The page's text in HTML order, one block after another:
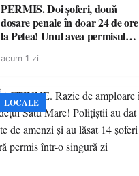
PERMIS. Doi șoferi, două
dosare penale în doar 24 de ore
la Petea! Unul avea permisul
niciodată permis
acum 1 zi
LOCALE